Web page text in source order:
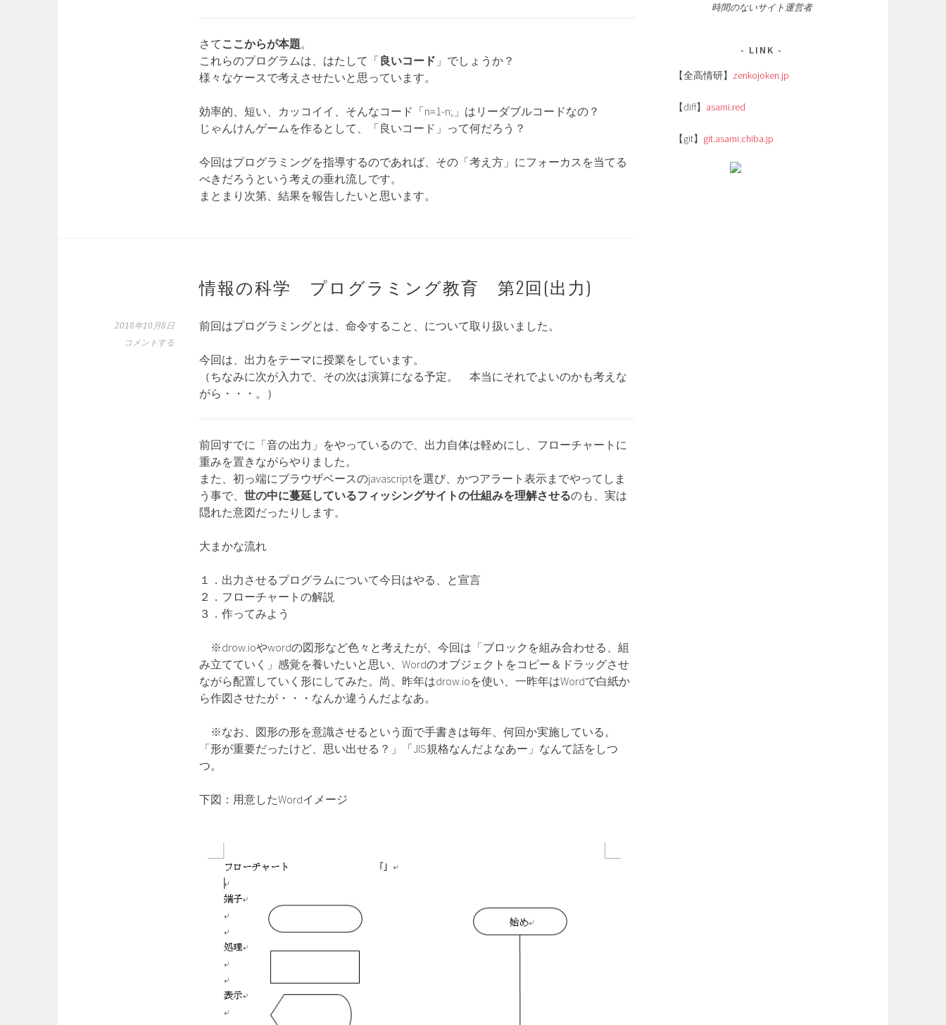
さて ここからが本題。
これらのプログラムは、はたして「良いコード 」でしょうか？
様々なケースで考えさせたいと思っています。
効率的、短い、カッコイイ、そんなコード「n=1-n;」はリーダブルコードなの？
じゃんけんゲームを作るとして、「良いコード」って何だろう？
今回はプログラミングを指導するのであれば、その「考え方」にフォーカスを当てる
べきだろうという考えの垂れ流しです。
まとまり次第、結果を報告したいと思います。
情報の科学 プログラミング教育 第2回(出力)
2018年10月8日
コメントする
前回はプログラミングとは、命令すること、について取り扱いました。
今回は、出力をテーマに授業をしています。
（ちなみに次が入力で、その次は演算になる予定。 本当にそれでよいのかも考えな
がら・・・。）
前回すでに「音の出力」をやっているので、出力自体は軽めにし、フローチャートに
重みを置きながらやりました。
また、初っ端にブラウザベースのjavascriptを選び、かつアラート表示までやってしま
う事で、 世の中に蔓延しているフィッシングサイトの仕組みを理解させるのも、実は
隠れた意図だったりします。
大まかな流れ
１．出力させるプログラムについて今日はやる、と宣言
２．フローチャートの解説
３．作ってみよう
※drow.ioやwordの図形など色々と考えたが、今回は「ブロックを組み合わせる、組
み立てていく」感覚を養いたいと思い、Wordのオブジェクトをコピー＆ドラッグさせ
ながら配置していく形にしてみた。尚、昨年はdrow.ioを使い、一昨年はWordで白紙か
ら作図させたが・・・なんか違うんだよなあ。
※なお、図形の形を意識させるという面で手書きは毎年、何回か実施している。
「形が重要だったけど、思い出せる？」「JIS規格なんだよなあー」なんて話をしつ
つ。
下図：用意したWordイメージ
時間のないサイト運営者
LINK
【全高情研】 zenkojoken.jp
【diff】 asami.red
【git】 git.asami.chiba.jp